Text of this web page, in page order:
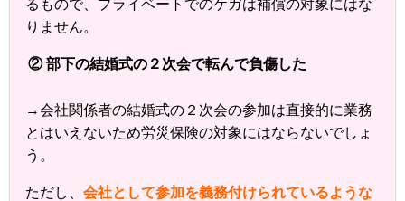
るもので、プライベートでのケガは補償の対象にはな
りません。
② 部下の結婚式の２次会で転んで負傷した
→会社関係者の結婚式の２次会の参加は直接的に業務
とはいえないため労災保険の対象にはならないでしょ
う。
ただし、 会社として参加を義務付けられているような